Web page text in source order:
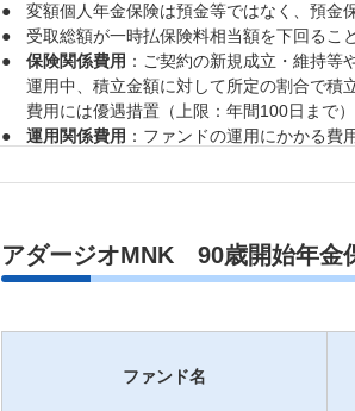
●
変額個人年金保険は預金等ではなく、預金
●
受取総額が一時払保険料相当額を下回るこ
●
保険関係費用 ：ご契約の新規成立・維持
運用中、積立金額に対して所定の割合で積
費用には優遇措置（上限：年間100日まで）
●
運用関係費用 ：ファンドの運用にかかる
来変更される可能性があります。
年の契約管理手数料として一律4,800円が解
●
年金管理費：年金支払の管理にかかる費用
●
解約手数料：契約日および増額日からその
未満の元本総額の5％相当額までを除く）
対象額*の7％～1％の割合で解約日の積立
アダージオMNK 90歳開始年金
ファンド名